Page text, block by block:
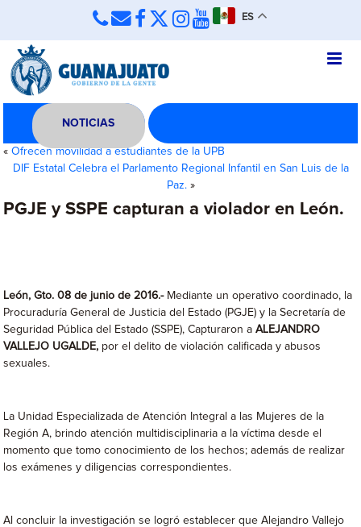
ES
NOTICIAS
«Ofrecen movilidad a estudiantes de la UPB
DIF Estatal Celebra el Parlamento Regional Infantil en San Luis de la
Paz.»
PGJE y SSPE capturan a violador en León.
León, Gto. 08 de junio de 2016.-Mediante un operativo coordinado, la
Procuraduría General de Justicia del Estado (PGJE) y la Secretaría de
Seguridad Pública del Estado (SSPE), Capturaron aALEJANDRO
VALLEJO UGALDE, por el delito de violación calificada y abusos
sexuales.
La Unidad Especializada de Atención Integral a las Mujeres de la
Región A, brindo atención multidisciplinaria a la víctima desde el
momento que tomo conocimiento de los hechos; además de realizar
los exámenes y diligencias correspondientes.
Al concluir la investigación se logró establecer que Alejandro Vallejo